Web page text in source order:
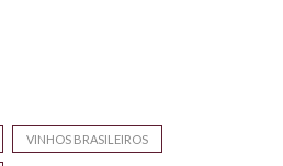
VINHOS BRASILEIROS